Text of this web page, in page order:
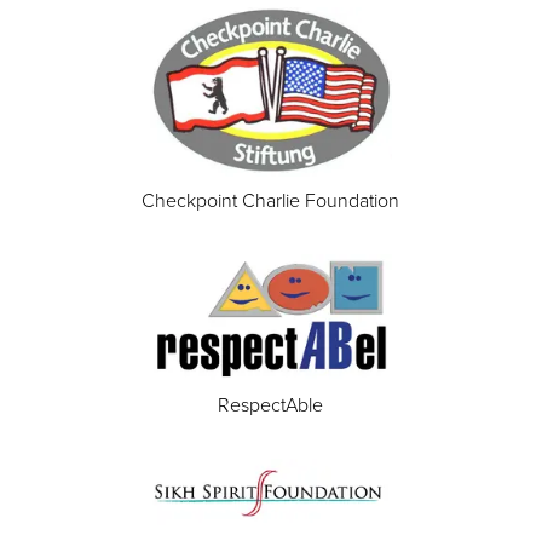
Checkpoint Charlie Foundation
RespectAble